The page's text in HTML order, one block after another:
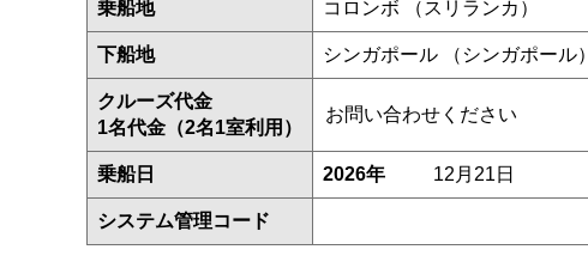
乗船地 コロンボ （スリランカ）
下船地 シンガポール （シンガポール）
クルーズ代金
1名代金（2名1室利用）
お問い合わせください
乗船日 2026年 12月21日
システム管理コード